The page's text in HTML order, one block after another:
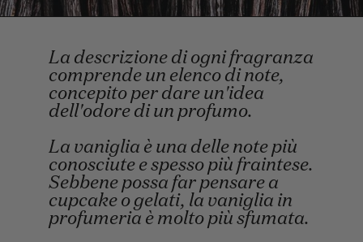
La descrizione di ogni fragranza
comprende un elenco di note,
concepito per dare un'idea
dell'odore di un profumo.
La vaniglia è una delle note più
conosciute e spesso più fraintese.
Sebbene possa far pensare a
cupcake o gelati, la vaniglia in
profumeria è molto più sfumata.